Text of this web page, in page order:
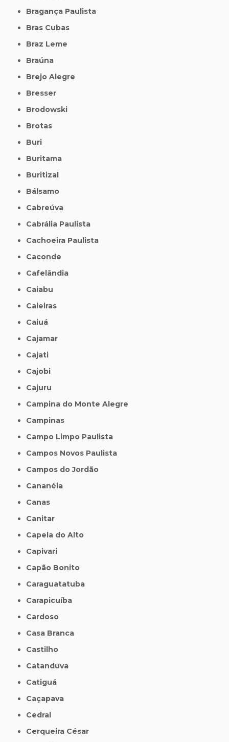
Bragança Paulista
Bras Cubas
Braz Leme
Braúna
Brejo Alegre
Bresser
Brodowski
Brotas
Buri
Buritama
Buritizal
Bálsamo
Cabreúva
Cabrália Paulista
Cachoeira Paulista
Caconde
Cafelândia
Caiabu
Caieiras
Caiuá
Cajamar
Cajati
Cajobi
Cajuru
Campina do Monte Alegre
Campinas
Campo Limpo Paulista
Campos Novos Paulista
Campos do Jordão
Cananéia
Canas
Canitar
Capela do Alto
Capivari
Capão Bonito
Caraguatatuba
Carapicuíba
Cardoso
Casa Branca
Castilho
Catanduva
Catiguá
Caçapava
Cedral
Cerqueira César